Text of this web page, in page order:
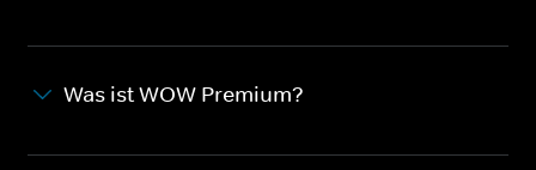
Was ist WOW Premium?